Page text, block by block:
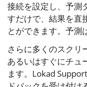
接続を設定し、予測
すだけで、結果を直
とができます。予測
さらに多くのスクリ
あるいはすぐにチュ
ます。Lokad